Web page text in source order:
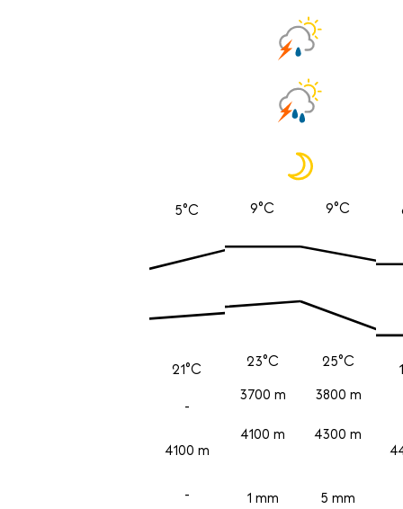
5°C
21°C
-
4100 m
-
9°C
23°C
3700 m
4100 m
1 mm
9°C
25°C
3800 m
4300 m
5 mm